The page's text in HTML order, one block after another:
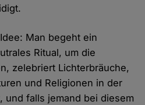
Man begeht ein
Ritual, um die
zelebriert Lichterbräuche,
und Religionen in der
und falls jemand bei diesem